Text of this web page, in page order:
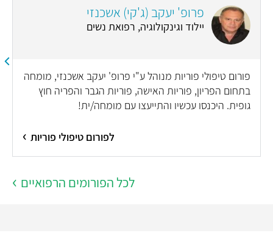
פרופ' יעקב (ג'קי) אשכנזי
יילוד וגינקולוגיה, רפואת נשים
פורום טיפולי פוריות מנוהל ע"י פרופ' יעקב אשכנזי, מומחה
בתחום הפריון, פוריות האישה, פוריות הגבר והפריה חוץ
גופית. היכנסו עכשיו והתייעצו עם מומחה/ית!
לפורום טיפולי פוריות
לכל הפורומים הרפואיים